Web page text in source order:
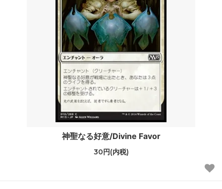
神聖なる好意/Divine Favor
30円(内税)